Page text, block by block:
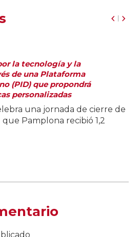
la tecnología y la
de una Plataforma
(PID) que propondrá
personalizadas
una jornada de cierre de
Pamplona recibió 1,2